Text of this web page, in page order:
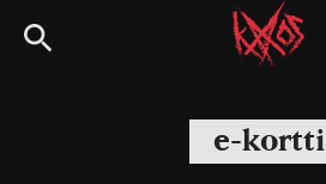
Siirry
suoraan
Kaaoszine
e-kortti